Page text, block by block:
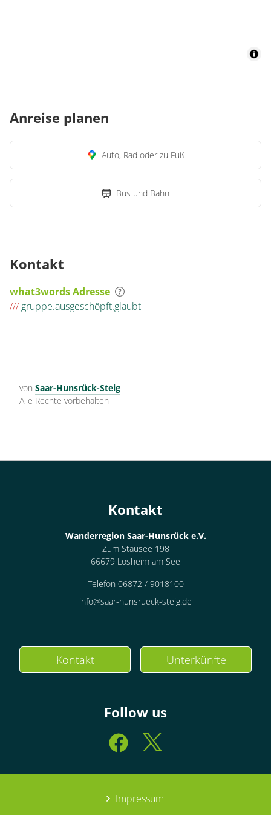
Anreise planen
Auto, Rad oder zu Fuß
Bus und Bahn
Kontakt
what3words Adresse
/// gruppe.ausgeschöpft.glaubt
von Saar-Hunsrück-Steig
Alle Rechte vorbehalten
Kontakt
Wanderregion Saar-Hunsrück e.V.
Zum Stausee 198
66679 Losheim am See
Telefon 06872 / 9018100
info@saar-hunsrueck-steig.de
Kontakt Unterkünfte
Follow us
Impressum